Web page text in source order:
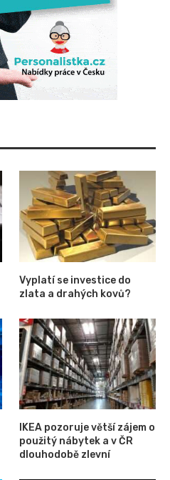
Vyplatí se investice do
zlata a drahých kovů?
IKEA pozoruje větší zájem o
použitý nábytek a v ČR
dlouhodobě zlevní